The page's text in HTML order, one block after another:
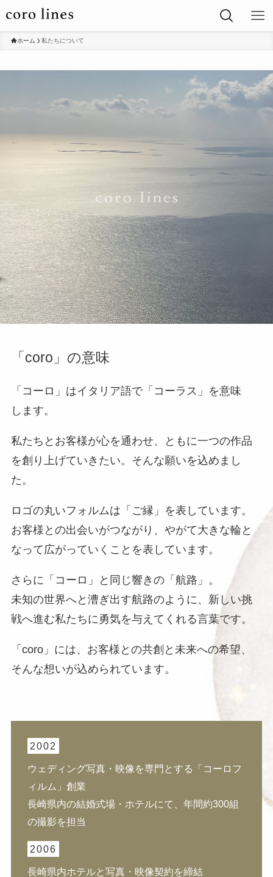
ホーム 私たちについて
「coro」の意味
「コーロ」はイタリア語で「コーラス」を意味
します。
私たちとお客様が心を通わせ、ともに一つの作品
を創り上げていきたい。そんな願いを込めまし
た。
ロゴの丸いフォルムは「ご縁」を表しています。
お客様との出会いがつながり、やがて大きな輪と
なって広がっていくことを表しています。
さらに「コーロ」と同じ響きの「航路」。
未知の世界へと漕ぎ出す航路のように、新しい挑
戦へ進む私たちに勇気を与えてくれる言葉です。
「coro」には、お客様との共創と未来への希望、
そんな想いが込められています。
2002
ウェディング写真・映像を専門とする「コーロフ
ィルム」創業
長崎県内の結婚式場・ホテルにて、年間約300組
の撮影を担当
2006
長崎県内ホテルと写真・映像契約を締結